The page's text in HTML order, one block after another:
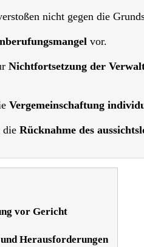
nicht gegen die
vor.
Nichtfortsetzung der
Vergemeinschaftung
die Rücknahme des
vor Gericht
Herausforderungen